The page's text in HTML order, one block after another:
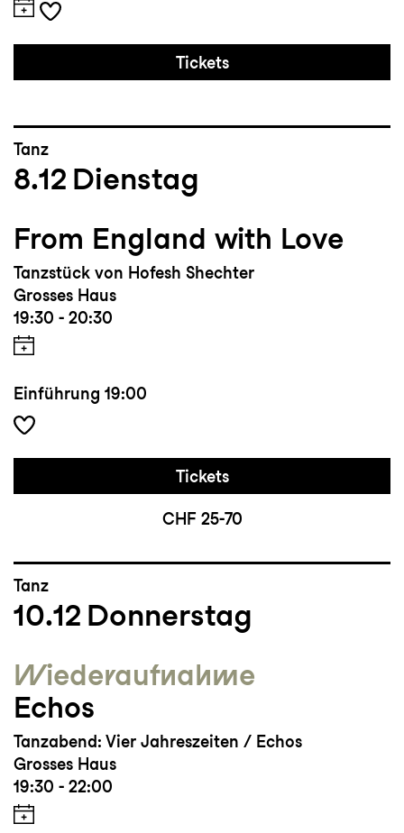
Tickets
Tanz
8.12 Dienstag
From England with Love
Tanzstück von Hofesh Shechter
Grosses Haus
19:30 - 20:30
Einführung 19:00
Tickets
CHF 25-70
Tanz
10.12 Donnerstag
Wieder­aufnahme
Echos
Tanzabend: Vier Jahreszeiten / Echos
Grosses Haus
19:30 - 22:00